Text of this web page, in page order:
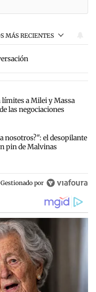
MÁS RECIENTES
comentarios en los
gobernadores marcan
a Milei y Massa
las negociaciones
qué 'nonoslodieron'
nosotros?": el desopilante
pin de Malvinas
Gestionado por